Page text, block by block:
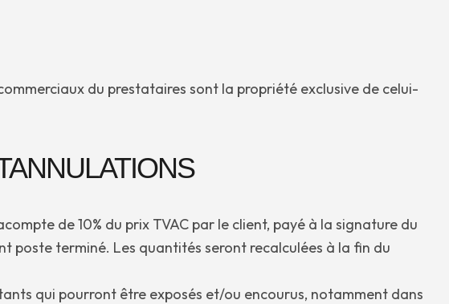
du prestataires sont la propriété exclusive de celui-
de 10% du prix TVAC par le client, payé à la signature du
poste terminé. Les quantités seront recalculées à la fin du
qui pourront être exposés et/ou encourus, notamment dans